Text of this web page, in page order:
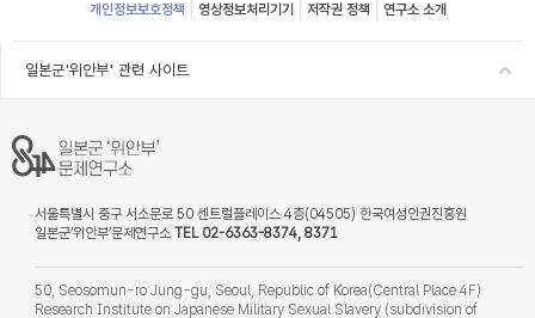
개인정보보호정책 영상정보처리기기 저작권 정책 연구소 소개
일본군'위안부' 관련 사이트
서울특별시 중구 서소문로 50 센트럴플레이스 4층(04505) 한국여성인권진흥원
일본군‘위안부’문제연구소 TEL 02-6363-8374, 8371
50, Seosomun-ro Jung-gu, Seoul, Republic of Korea(Central Place 4F)
Research Institute on Japanese Military Sexual Slavery (subdivision of